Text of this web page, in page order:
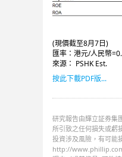
(現價截至8月7日)
匯率：港元/人民幣
來源： PSHK Est.
按此下載PDF版...
研究報告由輝立証券集
所引致之任何損失或虧
投資涉及風險，有可能
http://